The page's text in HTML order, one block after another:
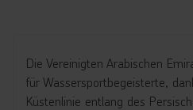
Die Vereinigten Arabischen
für Wassersportbegeisterte,
Küstenlinie entlang des